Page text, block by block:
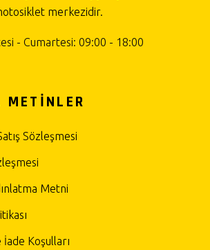
merkezidir.
- Cumartesi: 09:00 - 18:00
METİNLER
Sözleşmesi
Metni
Koşulları